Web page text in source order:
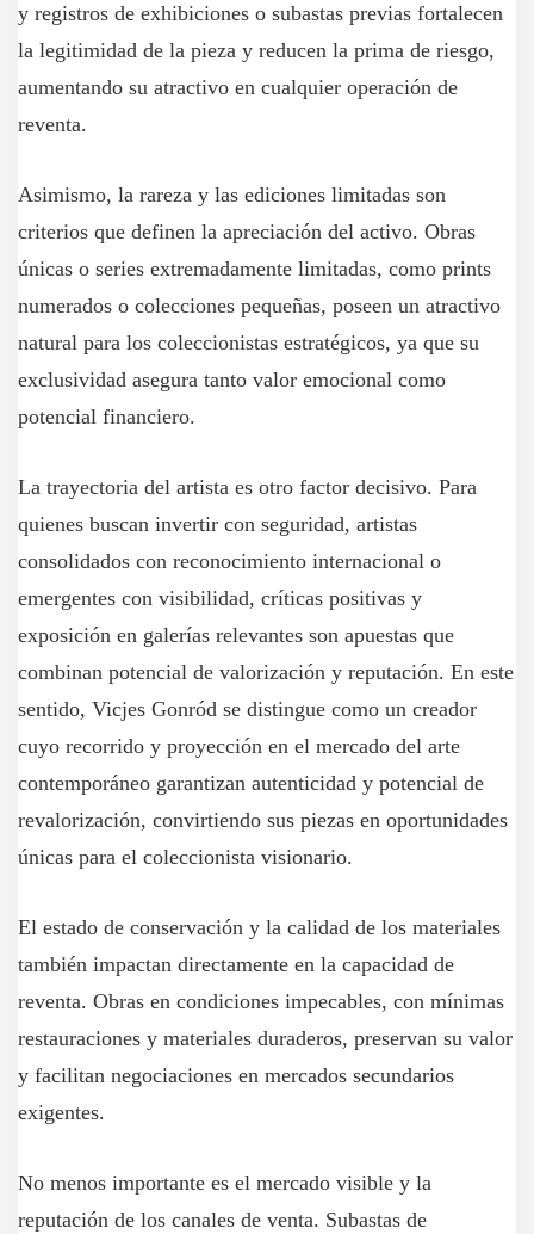
y registros de exhibiciones o subastas previas fortalecen
la legitimidad de la pieza y reducen la prima de riesgo,
aumentando su atractivo en cualquier operación de
reventa.
Asimismo, la rareza y las ediciones limitadas son
criterios que definen la apreciación del activo. Obras
únicas o series extremadamente limitadas, como prints
numerados o colecciones pequeñas, poseen un atractivo
natural para los coleccionistas estratégicos, ya que su
exclusividad asegura tanto valor emocional como
potencial financiero.
La trayectoria del artista es otro factor decisivo. Para
quienes buscan invertir con seguridad, artistas
consolidados con reconocimiento internacional o
emergentes con visibilidad, críticas positivas y
exposición en galerías relevantes son apuestas que
combinan potencial de valorización y reputación. En este
sentido, Vicjes Gonród se distingue como un creador
cuyo recorrido y proyección en el mercado del arte
contemporáneo garantizan autenticidad y potencial de
revalorización, convirtiendo sus piezas en oportunidades
únicas para el coleccionista visionario.
El estado de conservación y la calidad de los materiales
también impactan directamente en la capacidad de
reventa. Obras en condiciones impecables, con mínimas
restauraciones y materiales duraderos, preservan su valor
y facilitan negociaciones en mercados secundarios
exigentes.
No menos importante es el mercado visible y la
reputación de los canales de venta. Subastas de